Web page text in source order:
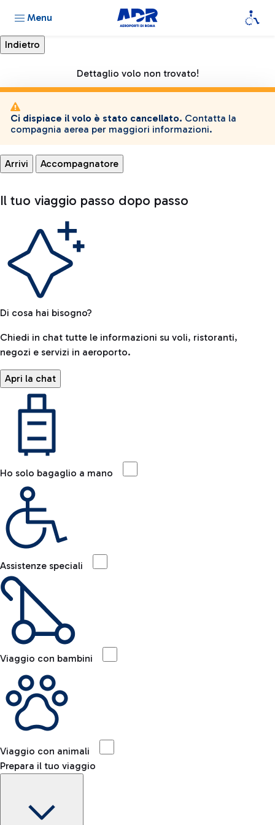
Menu
Dettaglio volo non trovato!
Ci dispiace il volo è stato cancellato. Contatta la
compagnia aerea per maggiori informazioni.
Arrivi Accompagnatore
Il tuo viaggio passo dopo passo
Di cosa hai bisogno?
Chiedi in chat tutte le informazioni su voli, ristoranti,
negozi e servizi in aeroporto.
Apri la chat
Ho solo bagaglio a mano
Assistenze speciali
Viaggio con bambini
Viaggio con animali
Prepara il tuo viaggio